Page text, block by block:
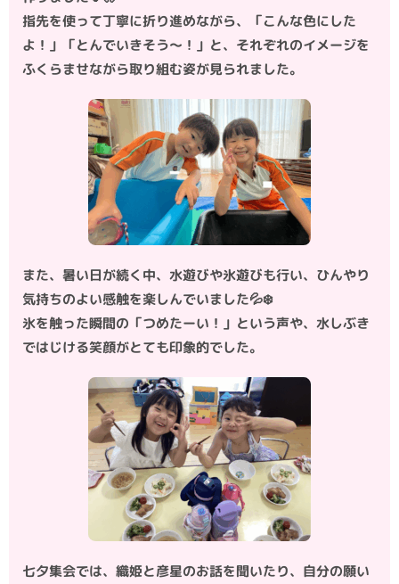
指先を使って丁寧に折り進めながら、「こんな色にした
よ！」「とんでいきそう〜！」と、それぞれのイメージを
ふくらませながら取り組む姿が見られました。
また、暑い日が続く中、水遊びや氷遊びも行い、ひんやり
気持ちのよい感触を楽しんでいました💦❄️
氷を触った瞬間の「つめたーい！」という声や、水しぶき
ではじける笑顔がとても印象的でした。
七夕集会では、織姫と彦星のお話を聞いたり、自分の願い